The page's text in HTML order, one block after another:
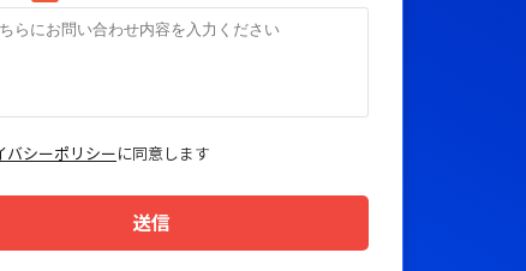
バシーポリシーに同意します
送信